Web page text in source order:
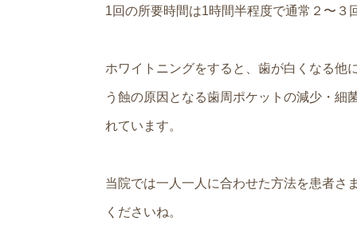
1回の所要時間は1時間半程度で通常２〜３
ホワイトニングをすると、歯が白くなる他
う蝕の原因となる歯周ポケットの減少・細
れています。
当院では一人一人に合わせた方法を患者さ
くださいね。